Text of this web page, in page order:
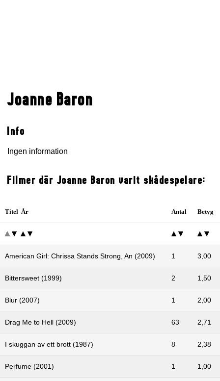
Joanne Baron
Info
Ingen information
Filmer där Joanne Baron varit skådespelare:
Titel År Antal Betyg
American Girl: Chrissa Stands Strong, An (2009) 1 3,00
Bittersweet (1999) 2 1,50
Blur (2007) 1 2,00
Drag Me to Hell (2009) 63 2,71
I skuggan av ett brott (1987) 8 2,38
Perfume (2001) 1 1,00